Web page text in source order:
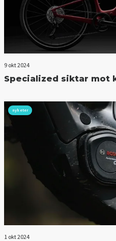
9 okt 2024
Specialized siktar mot
nyheter
1 okt 2024